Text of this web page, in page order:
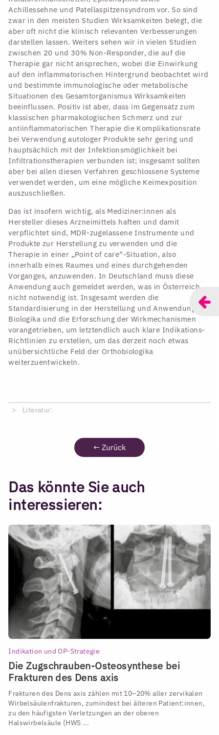
Achillessehne und Patellaspitzensyndrom vor. So sind
zwar in den meisten Studien Wirksamkeiten belegt, die
aber oft nicht die klinisch relevanten Verbesserungen
darstellen lassen. Weiters sehen wir in vielen Studien
zwischen 20 und 30% Non-Responder, die auf die
Therapie gar nicht ansprechen, wobei die Einwirkung
auf den inflammatorischen Hintergrund beobachtet wird
und bestimmte immunologische oder metabolische
Situationen des Gesamtorganismus Wirksamkeiten
beeinflussen. Positiv ist aber, dass im Gegensatz zum
klassischen pharmakologischen Schmerz und zur
antiinflammatorischen Therapie die Komplikationsrate
bei Verwendung autologer Produkte sehr gering und
hauptsächlich mit der Infektionsmöglichkeit bei
Infiltrationstherapien verbunden ist; insgesamt sollten
aber bei allen diesen Verfahren geschlossene Systeme
verwendet werden, um eine mögliche Keimexposition
auszuschließen.
Das ist insofern wichtig, als Mediziner:innen als
Hersteller dieses Arzneimittels haften und damit
verpflichtet sind, MDR-zugelassene Instrumente und
Produkte zur Herstellung zu verwenden und die
Therapie in einer „Point of care“-Situation, also
innerhalb eines Raumes und eines durchgehenden
Vorganges, anzuwenden. In Deutschland muss diese
Anwendung auch gemeldet werden, was in Österreich
nicht notwendig ist. Insgesamt werden die
Standardisierung in der Herstellung und Anwendung von
Biologika und die Erforschung der Wirkmechanismen
vorangetrieben, um letztendlich auch klare Indikations-
Richtlinien zu erstellen, um das derzeit noch etwas
unübersichtliche Feld der Orthobiologika
weiterzuentwickeln.
Literatur:
← Zurück
Das könnte Sie auch
interessieren:
Indikation und OP-Strategie
Die Zugschrauben-Osteosynthese bei
Frakturen des Dens axis
Frakturen des Dens axis zählen mit 10–20% aller zervikalen
Wirbelsäulenfrakturen, zumindest bei älteren Patient:innen,
zu den häufigsten Verletzungen an der oberen
Halswirbelsäule (HWS ...